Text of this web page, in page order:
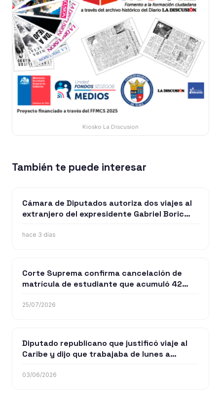
Kiosko La Discusion
También te puede interesar
Cámara de Diputados autoriza dos viajes al
extranjero del expresidente Gabriel Boric
hace 3 días
Corte Suprema confirma cancelación de
matrícula de estudiante que acumuló 42
25/07/2026
Diputado republicano que justificó viaje al
Caribe y dijo que trabajaba de lunes a
es 24/7"
03/06/2026